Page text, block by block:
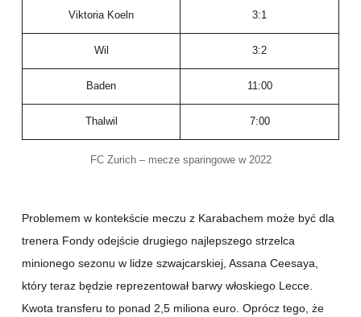
Viktoria Koeln 3:1
Wil 3:2
Baden 11:00
Thalwil 7:00
FC Zurich – mecze sparingowe w 2022
Problemem w kontekście meczu z Karabachem może być dla
trenera Fondy odejście drugiego najlepszego strzelca
minionego sezonu w lidze szwajcarskiej, Assana Ceesaya,
który teraz będzie reprezentował barwy włoskiego Lecce.
Kwota transferu to ponad 2,5 miliona euro. Oprócz tego, że